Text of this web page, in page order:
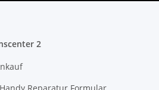
2
Reparatur Formular